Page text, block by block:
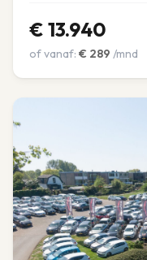
€ 13.940
of vanaf: € 289 /mnd